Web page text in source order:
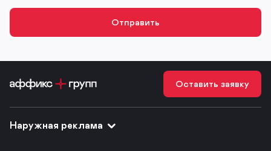
Оставить заявку
Наружная реклама